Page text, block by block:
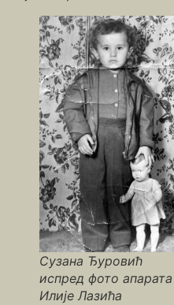
Сузана Ђуровић
испред фото апарата
Илије Лазића